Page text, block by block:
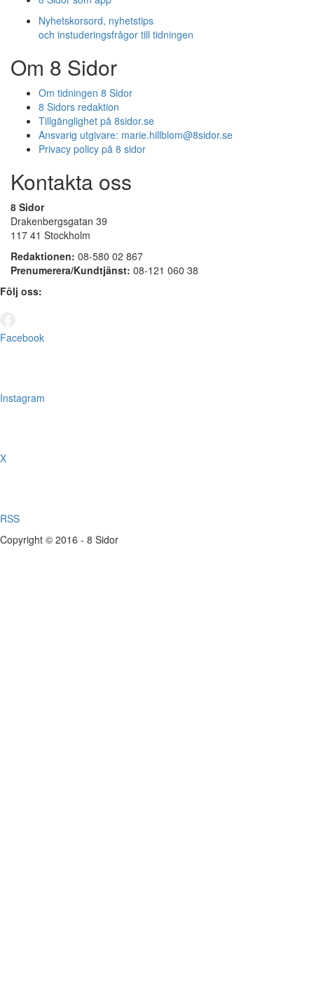
Nyhetskorsord, nyhetstips
och instuderingsfrågor till tidningen
Om 8 Sidor
Om tidningen 8 Sidor
8 Sidors redaktion
Tillgänglighet på 8sidor.se
Ansvarig utgivare: marie.hillblom@8sidor.se
Privacy policy på 8 sidor
Kontakta oss
8 Sidor
Drakenbergsgatan 39
117 41 Stockholm
Redaktionen: 08-580 02 867
Prenumerera/Kundtjänst: 08-121 060 38
Följ oss:
Facebook
Instagram
X
RSS
Copyright © 2016 - 8 Sidor